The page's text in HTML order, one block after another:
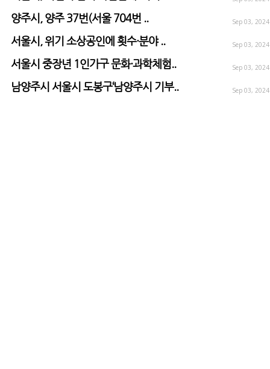
Sep 03, 2024
양주시, 양주 37번(서울 704번 ..
Sep 03, 2024
서울시, 위기 소상공인에 횟수·분야 ..
Sep 03, 2024
서울시 중장년 1인가구 문화·과학체험..
Sep 03, 2024
남양주시 서울시 도봉구‘남양주시 기부..